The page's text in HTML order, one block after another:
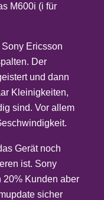
M600i (i für
Ericsson
Der
und dann
Kleinigkeiten,
sind. Vor allem
Gerät noch
ist. Sony
20% Kunden aber
sicher